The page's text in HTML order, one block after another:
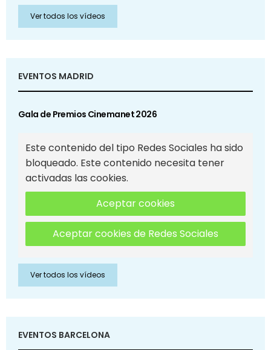
Ver todos los vídeos
EVENTOS MADRID
Gala de Premios Cinemanet 2026
Este contenido del tipo Redes Sociales ha sido
bloqueado. Este contenido necesita tener
activadas las cookies.
Aceptar cookies
Aceptar cookies de Redes Sociales
Ver todos los vídeos
EVENTOS BARCELONA